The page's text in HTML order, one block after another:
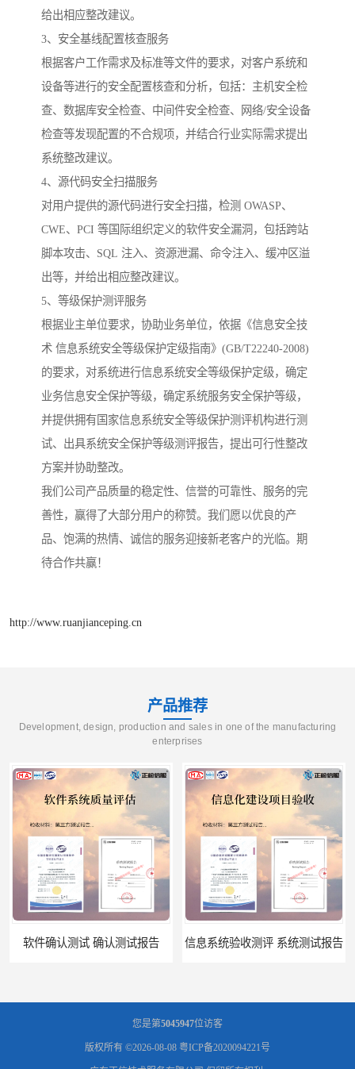
给出相应整改建议。
3、安全基线配置核查服务
根据客户工作需求及标准等文件的要求，对客户系统和
设备等进行的安全配置核查和分析，包括：主机安全检
查、数据库安全检查、中间件安全检查、网络/安全设备
检查等发现配置的不合规项，并结合行业实际需求提出
系统整改建议。
4、源代码安全扫描服务
对用户提供的源代码进行安全扫描，检测 OWASP、
CWE、PCI 等国际组织定义的软件安全漏洞，包括跨站
脚本攻击、SQL 注入、资源泄漏、命令注入、缓冲区溢
出等，并给出相应整改建议。
5、等级保护测评服务
根据业主单位要求，协助业务单位，依据《信息安全技
术 信息系统安全等级保护定级指南》(GB/T22240-2008)
的要求，对系统进行信息系统安全等级保护定级，确定
业务信息安全保护等级，确定系统服务安全保护等级，
并提供拥有国家信息系统安全等级保护测评机构进行测
试、出具系统安全保护等级测评报告，提出可行性整改
方案并协助整改。
我们公司产品质量的稳定性、信誉的可靠性、服务的完
善性，赢得了大部分用户的称赞。我们愿以优良的产
品、饱满的热情、诚信的服务迎接新老客户的光临。期
待合作共赢！
http://www.ruanjianceping.cn
产品推荐
Development, design, production and sales in one of the manufacturing
enterprises
信息系统验收测评 系统测试报告
您是第5045947位访客
版权所有 ©2026-08-08 粤ICP备2020094221号